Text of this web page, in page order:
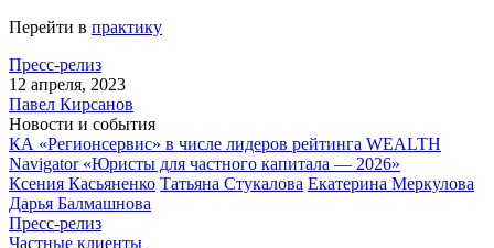
Перейти в практику
Пресс-релиз
12 апреля, 2023
Павел Кирсанов
Новости и события
КА «Регионсервис» в числе лидеров рейтинга WEALTH
Navigator «Юристы для частного капитала — 2026»
Ксения Касьяненко Татьяна Стукалова Екатерина Меркулова
Дарья Балмашнова
Пресс-релиз
Частные клиенты